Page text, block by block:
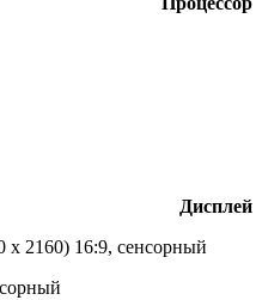
Дисплей
2160) 16:9, сенсорный